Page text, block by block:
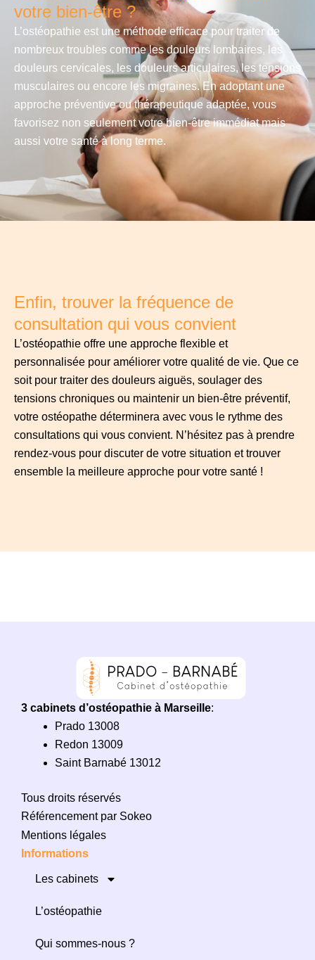
votre bien-être ?
L’ostéopathie est une méthode efficace pour traiter de
nombreux troubles comme les douleurs lombaires, les
douleurs cervicales, les douleurs articulaires, les tensions
musculaires ou encore les migraines. En adoptant une
approche préventive ou thérapeutique adaptée, vous
favorisez non seulement votre bien-être immédiat mais
aussi votre santé à long terme.
Enfin, trouver la fréquence de
consultation qui vous convient
L’ostéopathie offre une approche flexible et
personnalisée pour améliorer votre qualité de vie. Que ce
soit pour traiter des douleurs aiguës, soulager des
tensions chroniques ou maintenir un bien-être préventif,
votre ostéopathe déterminera avec vous le rythme des
consultations qui vous convient. N’hésitez pas à prendre
rendez-vous pour discuter de votre situation et trouver
ensemble la meilleure approche pour votre santé !
3 cabinets d’ostéopathie à Marseille:
Prado 13008
Redon 13009
Saint Barnabé 13012
Tous droits réservés
Référencement par Sokeo
Mentions légales
Informations
Les cabinets
L’ostéopathie
Qui sommes-nous ?